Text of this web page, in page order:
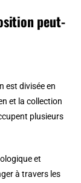
peut-
est divisée en
et la collection
plusieurs
et
à travers les